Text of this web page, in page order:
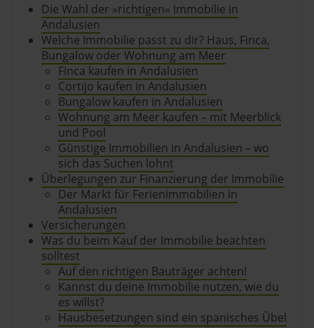
Die Wahl der »richtigen« Immobilie in
Andalusien
Welche Immobilie passt zu dir? Haus, Finca,
Bungalow oder Wohnung am Meer
Finca kaufen in Andalusien
Cortijo kaufen in Andalusien
Bungalow kaufen in Andalusien
Wohnung am Meer kaufen – mit Meerblick
und Pool
Günstige Immobilien in Andalusien – wo
sich das Suchen lohnt
Überlegungen zur Finanzierung der Immobilie
Der Markt für Ferienimmobilien in
Andalusien
Versicherungen
Was du beim Kauf der Immobilie beachten
solltest
Auf den richtigen Bauträger achten!
Kannst du deine Immobilie nutzen, wie du
es willst?
Hausbesetzungen sind ein spanisches Übel